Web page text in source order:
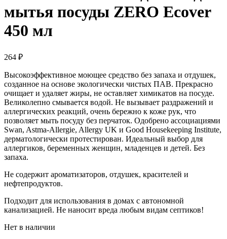
мытья посуды ZERO Ecover
450 мл
264 ₽
Высокоэффективное моющее средство без запаха и отдушек,
созданное на основе экологически чистых ПАВ. Прекрасно
очищает и удаляет жиры, не оставляет химикатов на посуде.
Великолепно смывается водой. Не вызывает раздражений и
аллергических реакций, очень бережно к коже рук, что
позволяет мыть посуду без перчаток. Одобрено ассоциациями
Swan, Astma-Allergie, Allergy UK и Good Housekeeping Institute,
дерматологически протестирован. Идеальный выбор для
аллергиков, беременных женщин, младенцев и детей. Без
запаха.
Не содержит ароматизаторов, отдушек, красителей и
нефтепродуктов.
Подходит для использования в домах с автономной
канализацией. Не наносит вреда любым видам септиков!
Нет в наличии